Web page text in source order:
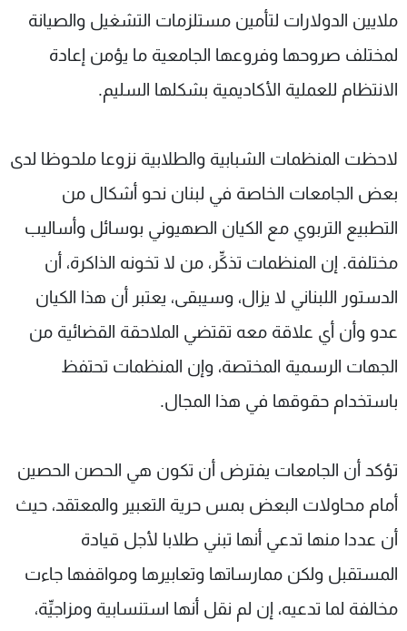
ملايين الدولارات لتأمين مستلزمات التشغيل والصيانة
لمختلف صروحها وفروعها الجامعية ما يؤمن إعادة
الانتظام للعملية الأكاديمية بشكلها السليم.
لاحظت المنظمات الشبابية والطلابية نزوعا ملحوظا لدى
بعض الجامعات الخاصة في لبنان نحو أشكال من
التطبيع التربوي مع الكيان الصهيوني بوسائل وأساليب
مختلفة. إن المنظمات تذكِّر، من لا تخونه الذاكرة، أن
الدستور اللبناني لا يزال، وسيبقى، يعتبر أن هذا الكيان
عدو وأن أي علاقة معه تقتضي الملاحقة القضائية من
الجهات الرسمية المختصة، وإن المنظمات تحتفظ
باستخدام حقوقها في هذا المجال.
تؤكد أن الجامعات يفترض أن تكون هي الحصن الحصين
أمام محاولات البعض بمس حرية التعبير والمعتقد، حيث
أن عددا منها تدعي أنها تبني طلابا لأجل قيادة
المستقبل ولكن ممارساتها وتعابيرها ومواقفها جاءت
مخالفة لما تدعيه، إن لم نقل أنها استنسابية ومزاجيِّة،